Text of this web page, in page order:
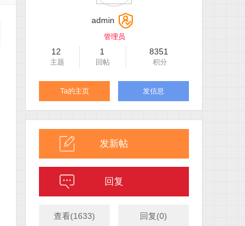
admin
管理员
12
主题
1
回帖
8351
积分
Ta的主页 发信息
发新帖
回复
查看(1633) 回复(0)